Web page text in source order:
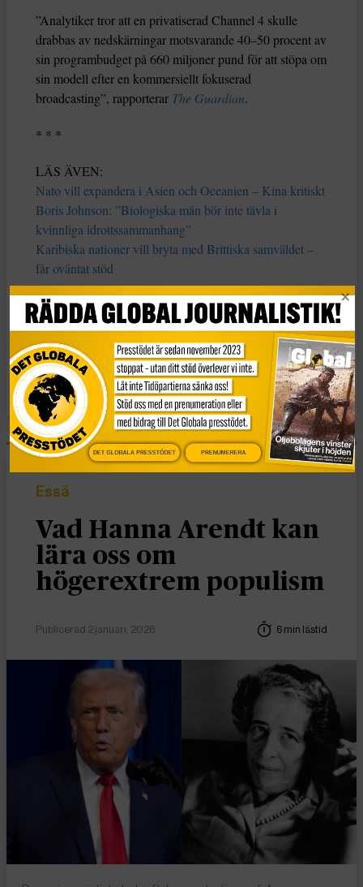
”Analytiker tror att en privatiserad Channel 4 skulle
drabbas av nedskärningar motsvarande 40–50 procent av
sin programbudget på 660 miljoner pund för att stöpa om
sin modell efter en kommersiellt fokuserad
broadcasting”, rapporterar The Guardian.
* * *
LÄS ÄVEN:
Nato vill expandera i Asien och Oceanien – Kina kritiskt
Boris Johnson: ”Biologiska män bör inte tävla i
kvinnliga idrottssammanhang”
Karibiska nationer vill bryta med Brittiska samväldet –
får oväntat stöd
Klas Lundström
KATEGORI
Nyheter
Essä
Vad Hanna Arendt kan
lära oss om
högerextrem populism
Publicerad 2 januari, 2026 6 min lästid
DET GLOBALA PRESSTÖDET PRENUMERERA